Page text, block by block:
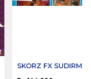
SKORZ FX